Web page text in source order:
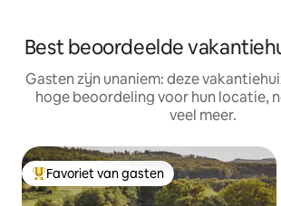
Best beoordeelde
Gasten zijn unaniem: deze
hoge beoordeling voor hun locatie,
veel meer.
Topfavoriet van gasten
Favoriet van gasten